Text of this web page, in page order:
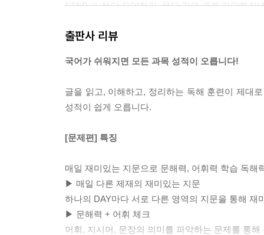
STEP Ⅱ 문단 요약하기, 문단 간의 관계 파악하기
DAY 04 뉴스에도 가짜가 있다? [사회] 40
+ 문제 풀이 특강 44
DAY 05 갓 태어난 동물들이 귀여운 이유 [과학·기
공중전화가 뭔데? [인문] 64
DAY 07 먹어도 살이 찌지 않는 사람들 [과학·기술]
웹툰에 사용되는 다양한 표현 방식 [예술] 72
출판사 리뷰
국어가 쉬워지면 모든 과목 성적이 오릅니다!
글을 읽고, 이해하고, 정리하는 독해 훈련이 제대
성적이 쉽게 오릅니다.
[문제편] 특징
매일 재미있는 지문으로 문해력, 어휘력 학습 독해
▶ 매일 다른 제재의 재미있는 지문
하나의 DAY마다 서로 다른 영역의 지문을 통해 재
▶ 문해력 + 어휘 체크
어휘, 지시어, 문장의 의미를 파악하는 문제를 통